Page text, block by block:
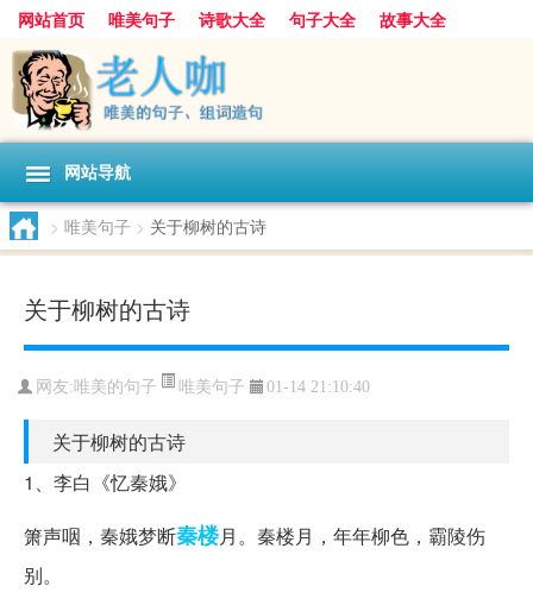
网站首页 唯美句子 诗歌大全 句子大全
故事大全
人生感悟
其他美文 美文欣赏
感人故事
句子分类
网站导航
> 唯美句子 > 关于柳树的古诗
关于柳树的古诗
网友: 唯美的句子 唯美句子 01-14 21:10:40
关于柳树的古诗
1、李白《忆秦娥》
箫声咽，秦娥梦断秦楼月。秦楼月，年年柳色，霸陵伤
别。